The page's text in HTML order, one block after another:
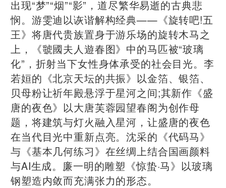
出现“梦”“烟”“影”，道尽繁华易逝的古典悲
悯。游雯迪以诙谐解构经典——《旋转吧!五
王》将唐代贵族置身于游乐场的旋转木马之
上，《虢國夫人遊春图》中的马匹被“玻璃
化”，折射当下女性身体承受的社会目光。李
若姮的《北京天坛的共振》以金箔、银箔、
贝母粉让祈年殿悬浮于星河之间;其新作《盛
唐的夜色》以大唐芙蓉园望春阁为创作母
题，将建筑与灯火融入星河，让盛唐的夜色
在当代目光中重新点亮。沈采的《代码马》
与《基本几何练习》在丝绸上结合国画颜料
与AI生成。廉一明的雕塑《惊蛰·马》以玻璃
钢塑造内敛而充满张力的形态。